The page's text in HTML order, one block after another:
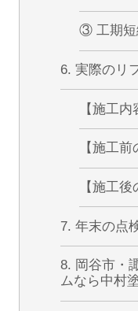
③ 工期短
6. 実際のリ
【施工内
【施工前
【施工後
7. 年末の点
8. 岡谷市・
ムなら中村